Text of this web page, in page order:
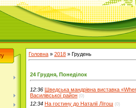
Головна » 2018 » Грудень
24 Грудня, Понеділок
12:36 Шведська мандрівна виставка
Василівської район (0)
12:34 На гостину до Наталії Літош (0)